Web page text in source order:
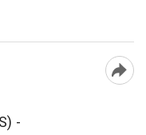
-